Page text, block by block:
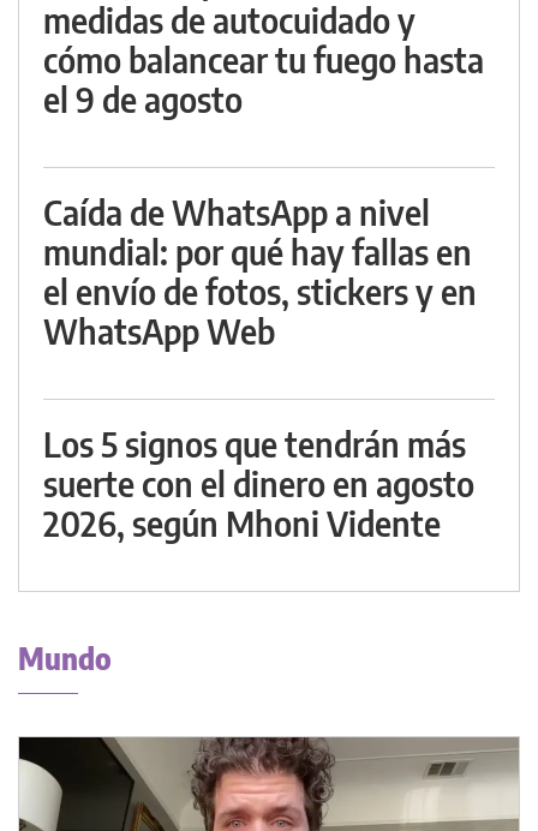
medidas de autocuidado y
cómo balancear tu fuego hasta
el 9 de agosto
Caída de WhatsApp a nivel
mundial: por qué hay fallas en
el envío de fotos, stickers y en
WhatsApp Web
Los 5 signos que tendrán más
suerte con el dinero en agosto
2026, según Mhoni Vidente
Mundo